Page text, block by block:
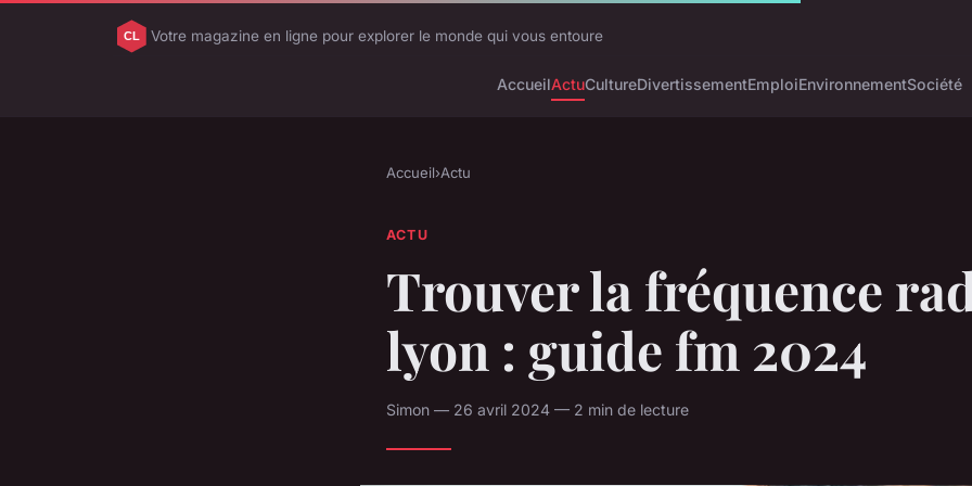
Votre magazine en ligne pour explorer le monde qui vous entoure
AccueilActuCultureDivertissementEmploiEnvironnementSociété
Accueil›Actu
ACTU
Trouver la fréquence
lyon : guide fm 2024
Simon — 26 avril 2024 — 2 min de lecture